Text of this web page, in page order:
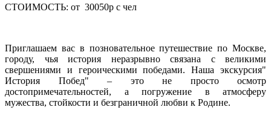
СТОИМОСТЬ: от 30050р с чел
Приглашаем вас в позновательное путешествие по Москве,
городу, чья история неразрывно связана с великими
свершениями и героическими победами. Наша экскурсия"
История Побед" – это не просто осмотр
достопримечательностей, а погружение в атмосферу
мужества, стойкости и безграничной любви к Родине.